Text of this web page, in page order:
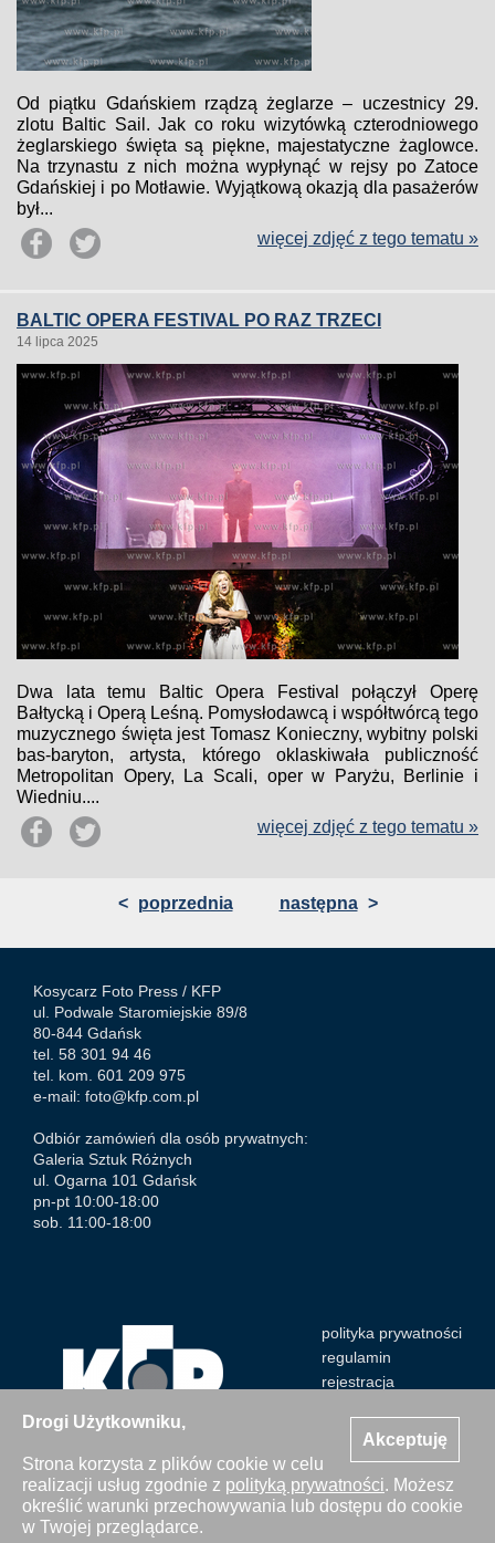
Akceptuję
Drogi Użytkowniku,
Strona korzysta z plików cookie w celu
realizacji usług zgodnie z polityką prywatności. Możesz
określić warunki przechowywania lub dostępu do cookie
w Twojej przeglądarce.
Od piątku Gdańskiem rządzą żeglarze – uczestnicy 29.
zlotu Baltic Sail. Jak co roku wizytówką czterodniowego
żeglarskiego święta są piękne, majestatyczne żaglowce.
Na trzynastu z nich można wypłynąć w rejsy po Zatoce
Gdańskiej i po Motławie. Wyjątkową okazją dla pasażerów
był...
więcej zdjęć z tego tematu »
BALTIC OPERA FESTIVAL PO RAZ TRZECI
14 lipca 2025
Dwa lata temu Baltic Opera Festival połączył Operę
Bałtycką i Operą Leśną. Pomysłodawcą i współtwórcą tego
muzycznego święta jest Tomasz Konieczny, wybitny polski
bas-baryton, artysta, którego oklaskiwała publiczność
Metropolitan Opery, La Scali, oper w Paryżu, Berlinie i
Wiedniu....
więcej zdjęć z tego tematu »
< poprzednia następna >
Kosycarz Foto Press / KFP
ul. Podwale Staromiejskie 89/8
80-844 Gdańsk
tel. 58 301 94 46
tel. kom. 601 209 975
e-mail: foto@kfp.com.pl
Odbiór zamówień dla osób prywatnych:
Galeria Sztuk Różnych
ul. Ogarna 101 Gdańsk
pn-pt 10:00-18:00
sob. 11:00-18:00
polityka prywatności
regulamin
rejestracja
Wszystkie zdjęcia Agencji Kosycarz Foto Press/KFP są
chronione prawem autorskim. Publikacja i kopiowanie bez
zgody Agencji zabronione. Copyright © 2000-2026 KFP